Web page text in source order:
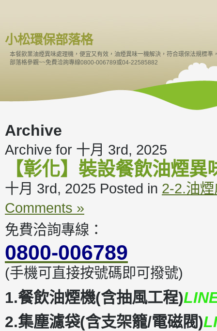
小松環保部落格
本餐飲業油煙異味處理機，便宜又有效，油煙異味一機解決，符合環保法規標
部落格參觀~~免費洽詢專線0800-006789或04-22585882
Archive
Archive for 十月 3rd, 2025
【彰化】裝設餐飲油煙
十月 3rd, 2025 Posted in 2-2.油
Comments »
免費洽詢專線：
0800-006789
(手機可直接按號碼即可撥號)
1.餐飲油煙機(含抽風工程)
2.集塵濾袋(含支架籠/電磁閥)